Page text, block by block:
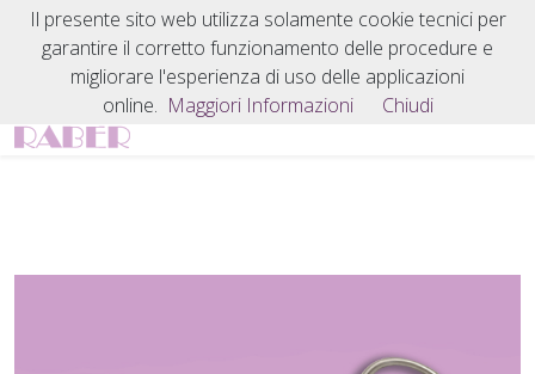
Il presente sito web utilizza solamente cookie tecnici per
garantire il corretto funzionamento delle procedure e
migliorare l'esperienza di uso delle applicazioni
online. Maggiori Informazioni Chiudi